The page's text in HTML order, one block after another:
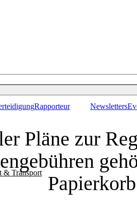
& Transport
Rapporteur Newsletters
Pläne zur
Papierkorb